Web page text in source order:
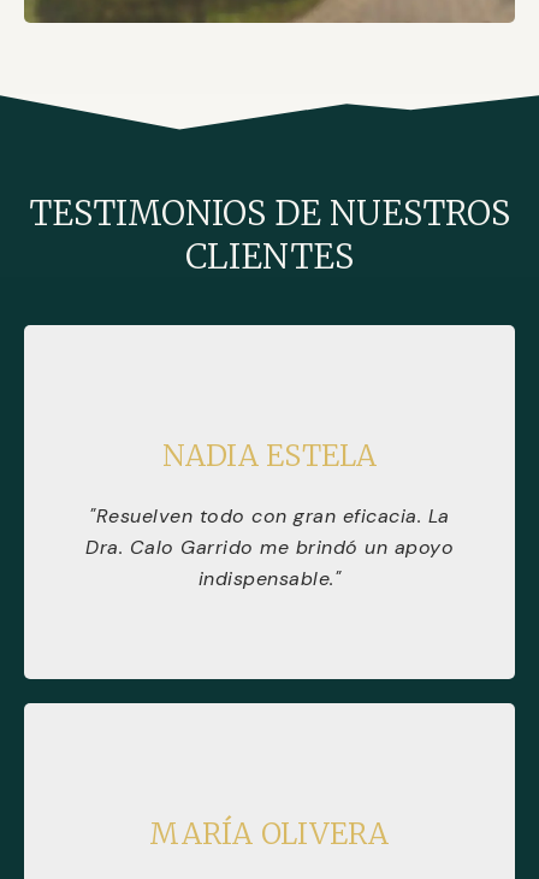
TESTIMONIOS DE NUESTROS
CLIENTES
NADIA ESTELA
"Resuelven todo con gran eficacia. La
Dra. Calo Garrido me brindó un apoyo
indispensable."
MARÍA OLIVERA